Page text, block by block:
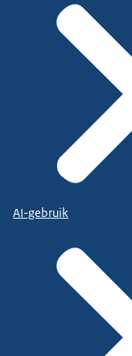
AI-gebruik